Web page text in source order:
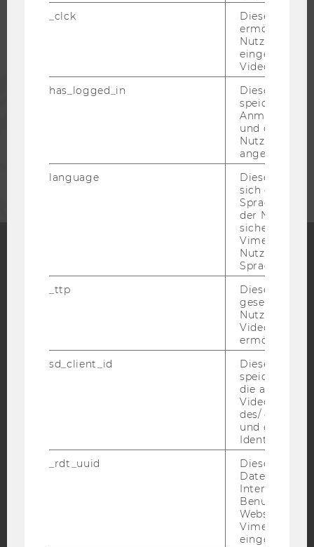
PRESSE
UNTERNEHMEN
Blog
Bluesky
BARRIEREFREIHEITSERKLÄRUNG WEBSEITE
DATENSCHUTZERKLÄRUNG SOCIAL MEDIA
STUDIENBEWERBER*INNEN UND STUDIERENDE
_clck
Dieses Cookie
ermöglicht
Nutzung des
Video Players
has_logged_in
Dieses Cookie
speichert
und ob sich
Nutzer*in
angemeldet
language
Dieses
sich die
der
Vimeo in der
Nutzer
Sprache
_ttp
Dieser
gesetzt, um
Nutzung des
Videoplayers
ermöglichen
sd_client_id
Dieses Cookie
speichert
die aktuellen
des/ der
und einen
_rdt_uuid
Dieses
Daten über
Interaktionen
Websites, auf
Vimeo-Video
eingebettet